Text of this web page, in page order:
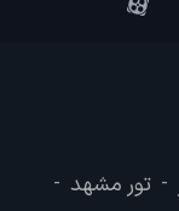
- تور مشهد -